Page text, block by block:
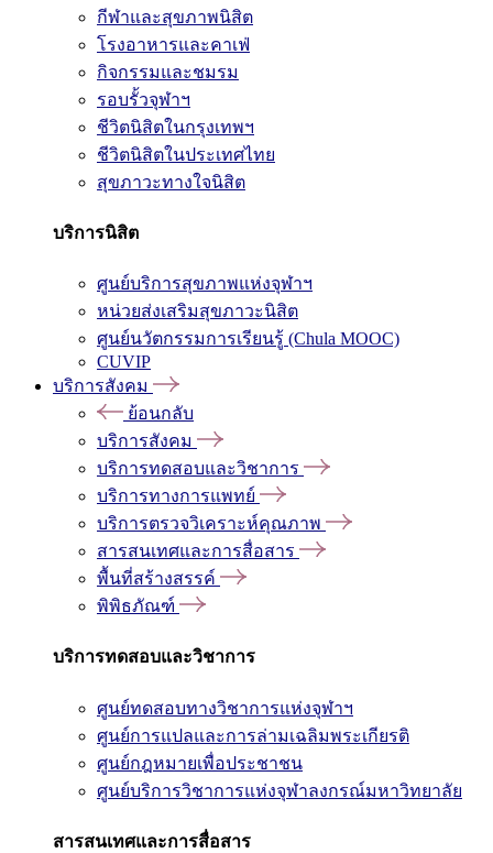
กีฬาและสุขภาพนิสิต
โรงอาหารและคาเฟ่
กิจกรรมและชมรม
รอบรั้วจุฬาฯ
ชีวิตนิสิตในกรุงเทพฯ
ชีวิตนิสิตในประเทศไทย
สุขภาวะทางใจนิสิต
บริการนิสิต
ศูนย์บริการสุขภาพแห่งจุฬาฯ
หน่วยส่งเสริมสุขภาวะนิสิต
ศูนย์นวัตกรรมการเรียนรู้ (Chula MOOC)
CUVIP
บริการสังคม
ย้อนกลับ
บริการสังคม
บริการทดสอบและวิชาการ
บริการทางการแพทย์
บริการตรวจวิเคราะห์คุณภาพ
สารสนเทศและการสื่อสาร
พื้นที่สร้างสรรค์
พิพิธภัณฑ์
บริการทดสอบและวิชาการ
ศูนย์ทดสอบทางวิชาการแห่งจุฬาฯ
ศูนย์การแปลและการล่ามเฉลิมพระเกียรติ
ศูนย์กฎหมายเพื่อประชาชน
ศูนย์บริการวิชาการแห่งจุฬาลงกรณ์มหาวิทยาลัย
สารสนเทศและการสื่อสาร